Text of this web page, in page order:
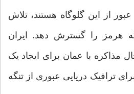
از این گلوگاه هستند، تلاش
هرمز را گسترش دهد. ایران
مذاکره با عمان برای ایجاد یک
ترافیک دریایی عبوری از تنگه